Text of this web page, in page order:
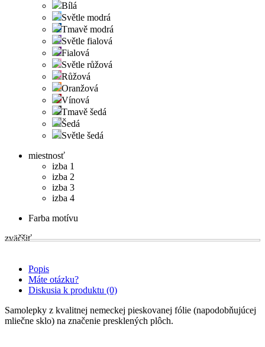
Bílá
Světle modrá
Tmavě modrá
Světle fialová
Fialová
Světle růžová
Růžová
Oranžová
Vínová
Tmavě šedá
Šedá
Světle šedá
miestnosť
izba 1
izba 2
izba 3
izba 4
Farba motívu
zväčšiť
Popis
Máte otázku?
Diskusia k produktu (0)
Samolepky z kvalitnej nemeckej pieskovanej fólie (napodobňujúcej
mliečne sklo) na značenie presklených plôch.